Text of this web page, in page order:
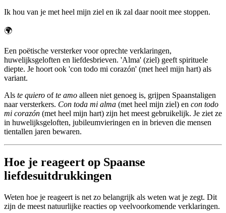
Ik hou van je met heel mijn ziel en ik zal daar nooit mee stoppen.
🌍
Een poëtische versterker voor oprechte verklaringen,
huwelijksgeloften en liefdesbrieven. 'Alma' (ziel) geeft spirituele
diepte. Je hoort ook 'con todo mi corazón' (met heel mijn hart) als
variant.
Als te quiero ofte amo alleen niet genoeg is, grijpen Spaanstaligen
naar versterkers. Con toda mi alma (met heel mijn ziel) en con todo
mi corazón (met heel mijn hart) zijn het meest gebruikelijk. Je ziet ze
in huwelijksgeloften, jubileumvieringen en in brieven die mensen
tientallen jaren bewaren.
Hoe je reageert op Spaanse
liefdesuitdrukkingen
Weten hoe je reageert is net zo belangrijk als weten wat je zegt. Dit
zijn de meest natuurlijke reacties op veelvoorkomende verklaringen.